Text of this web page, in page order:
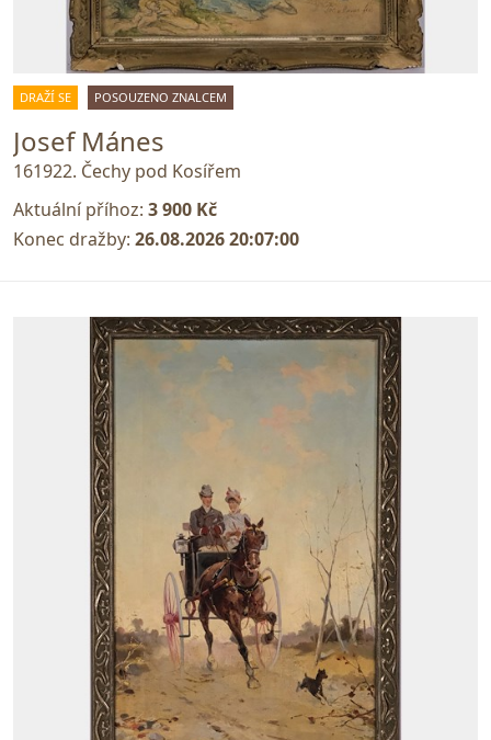
DRAŽÍ SE POSOUZENO ZNALCEM
Josef Mánes
161922. Čechy pod Kosířem
Aktuální příhoz: 3 900 Kč
Konec dražby: 26.08.2026 20:07:00